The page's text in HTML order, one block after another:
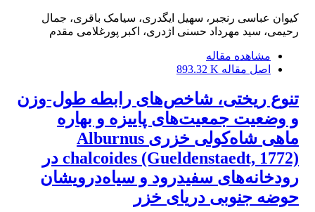
کیوان عباسی رنجبر، سهیل ایگدری، سیامک باقری، جمال
رحیمی، سید مهرداد حسنی اژدری، اکبر پورغلامی مقدم
مشاهده مقاله
اصل مقاله 893.32 K
تنوع ریختی، شاخص‌های رابطه طول-وزن
و وضعیت جمعیت‌های پاییزه و بهاره
ماهی شاه‌کولی خزری Alburnus
chalcoides (Gueldenstaedt, 1772) در
رودخانه‌های سفیدرود و سیاه‌درویشان
حوضه جنوبی دریای خزر